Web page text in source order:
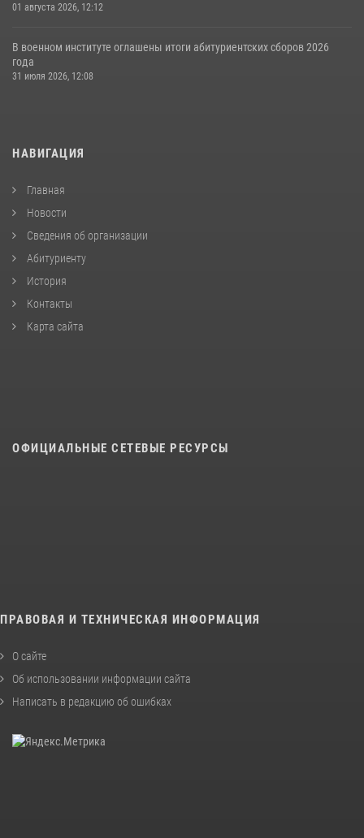
01 августа 2026, 12:12
В военном институте оглашены итоги абитуриентских сборов 2026
года
31 июля 2026, 12:08
НАВИГАЦИЯ
Главная
Новости
Сведения об организации
Абитуриенту
История
Контакты
Карта сайта
ОФИЦИАЛЬНЫЕ СЕТЕВЫЕ РЕСУРСЫ
ПРАВОВАЯ И ТЕХНИЧЕСКАЯ ИНФОРМАЦИЯ
О сайте
Об использовании информации сайта
Написать в редакцию об ошибках